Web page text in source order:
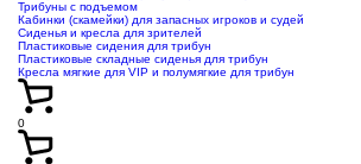
Трибуны с подъемом
Кабинки (скамейки) для запасных игроков и судей
Сиденья и кресла для зрителей
Пластиковые сидения для трибун
Пластиковые складные сиденья для трибун
Кресла мягкие для VIP и полумягкие для трибун
0